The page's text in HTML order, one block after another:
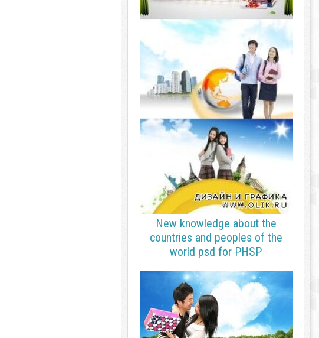
New knowledge about the
countries and peoples of the
world psd for PHSP